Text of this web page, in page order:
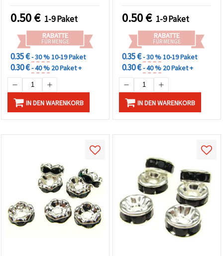
Schmuckherstellung
0.50€ 1-9 Paket
RABATTE
FÜR MENGE
0.35 €- 30 %10-19 Paket
0.30 €- 40 % 20 Paket +
IN DEN WARENKORB
0.50€ 1-9 Paket
RABATTE
FÜR MENGE
0.35 €- 30 %10-19 Paket
0.30 €- 40 % 20 Paket +
IN DEN WARENKORB